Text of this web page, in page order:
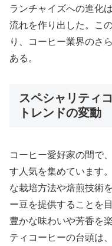
ランチャイズへの進化
流れを作り出した。こ
り、コーヒー業界のさ
ある。
スペシャリティ
トレンドの変動
コーヒー愛好家の間で
す人気を集めています
な栽培方法や焙煎技術
ー豆を提供することを
豊かな味わいや芳香を
ティコーヒーの台頭は